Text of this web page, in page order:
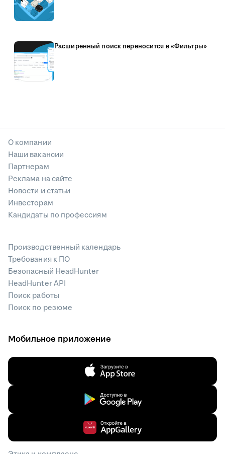
Расширенный поиск переносится в «Фильтры»
О компании
Наши вакансии
Партнерам
Реклама на сайте
Новости и статьи
Инвесторам
Кандидаты по профессиям
Производственный календарь
Требования к ПО
Безопасный HeadHunter
HeadHunter API
Поиск работы
Поиск по резюме
Мобильное приложение